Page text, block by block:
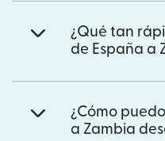
¿Qué tan
de España a
¿Cómo
a Zambia